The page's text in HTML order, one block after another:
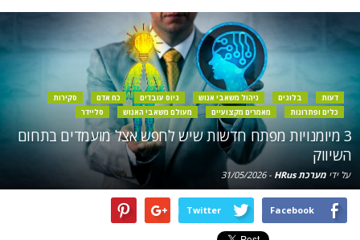
דעות בלוגים ניהול משאבי אנוש גיוס עובדים כח אדם
סקירות
כלים ופתרונות
מאמרים מקצועיים מעולם משאבי האנוש סליידר
3 מיומנויות מפתח חדשות שיש לחפש אצל מועמדים בתחום
השיווק
על ידי מערכת HRus -
31/05/2026
Facebook
Twitter